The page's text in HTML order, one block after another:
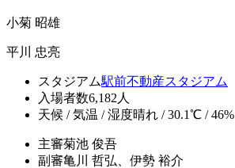
小菊 昭雄
平川 忠亮
スタジアム駅前不動産スタジアム
入場者数6,182人
天候 / 気温 / 湿度晴れ / 30.1℃ / 46%
主審菊池 俊吾
副審亀川 哲弘、伊勢 裕介